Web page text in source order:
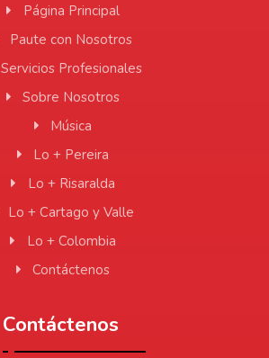
Página Principal
Paute con Nosotros
Servicios Profesionales
Sobre Nosotros
Música
Lo + Pereira
Lo + Risaralda
Lo + Cartago y Valle
Lo + Colombia
Contáctenos
Contáctenos